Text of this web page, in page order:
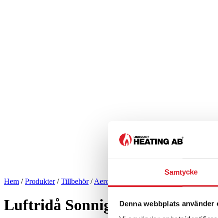
Samtycke
Denna webbplats använder
Hem /Produkter/Tillbehör/Aerotempers & luftridåer
Luftridå Sonniger Guard Pro